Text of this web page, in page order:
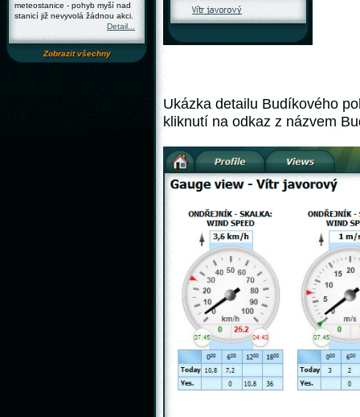
meteostanice - pohyb myší nad
stanicí již nevyvolá žádnou akci.
Detail...
Zobrazit všechny
Ukázka detailu Budíkového
kliknutí na odkaz z názvem